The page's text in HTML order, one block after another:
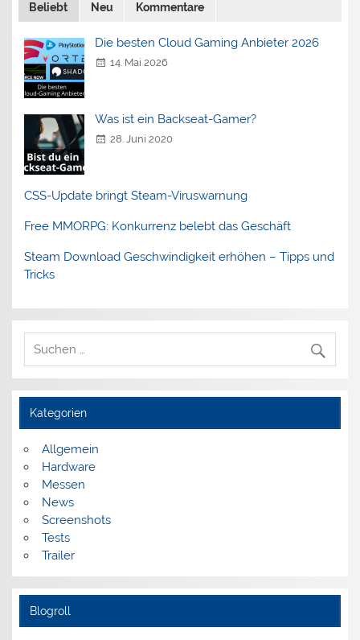
Beliebt Neu Kommentare
Die besten Cloud Gaming Anbieter 2026
14. Mai 2026
Was ist ein Backseat-Gamer?
28. Juni 2020
CSS-Update bringt Steam-Viruswarnung
Free MMORPG: Konkurrenz belebt das Geschäft
Steam Download Geschwindigkeit erhöhen – Tipps und
Tricks
Kategorien
Allgemein
Hardware
Messen
News
Screenshots
Tests
Trailer
Blogroll